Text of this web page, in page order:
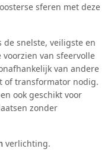
sferen met deze
snelste, veiligste en
van sfeervolle
van andere
of transformator nodig.
ook geschikt voor
zonder
verlichting.